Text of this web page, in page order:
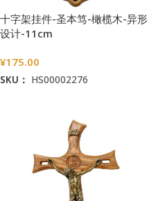
十字架挂件-圣本笃-橄榄木-异形
设计-11cm
¥175.00
SKU： HS00002276